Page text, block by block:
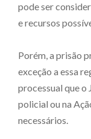
pode ser
e recursos
Porém, a prisão
exceção a essa
processual que
policial ou na
necessários.